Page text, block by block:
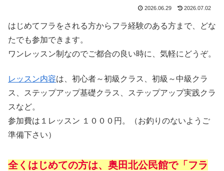
2026.06.29 2026.07.02
はじめてフラをされる方からフラ経験のある方まで、どな
たでも参加できます。
ワンレッスン制なのでご都合の良い時に、気軽にどうぞ。
レッスン内容は、初心者～初級クラス、初級～中級クラ
ス、ステップアップ基礎クラス、ステップアップ実践クラ
スなど。
参加費は１レッスン １０００円。（お釣りのないようご
準備下さい）
全くはじめての方は、奥田北公民館で「フラ